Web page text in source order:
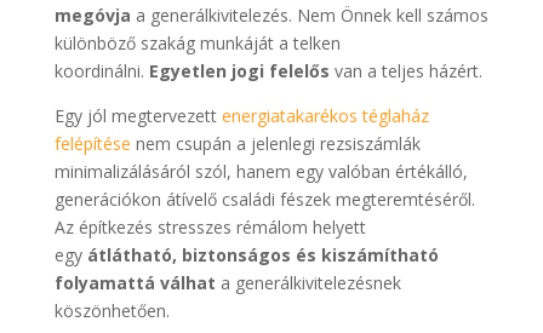
megóvja a generálkivitelezés. Nem Önnek kell számos
különböző szakág munkáját a telken
koordinálni. Egyetlen jogi felelős van a teljes házért.
Egy jól megtervezettenergiatakarékos téglaház
felépítése nem csupán a jelenlegi rezsiszámlák
minimalizálásáról szól, hanem egy valóban értékálló,
generációkon átívelő családi fészek megteremtéséről.
Az építkezés stresszes rémálom helyett
egy átlátható, biztonságos és kiszámítható
folyamattá válhat a generálkivitelezésnek
köszönhetően.